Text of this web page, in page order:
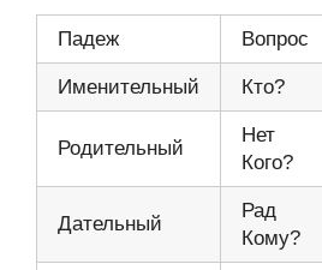
Падеж Вопрос
Именительный Кто?
Родительный
Нет
Кого?
Дательный
Рад
Кому?